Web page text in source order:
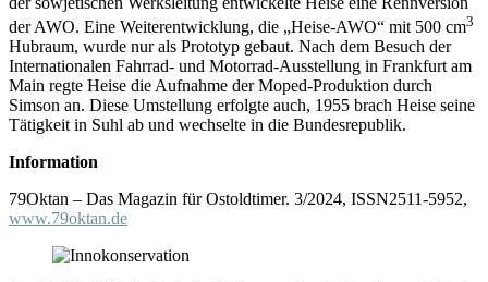
der AWO. Eine Weiterentwicklung, die „Heise-AWO“ mit 500 cm3
Hubraum, wurde nur als Prototyp gebaut. Nach dem Besuch der
Internationalen Fahrrad- und Motorrad-Ausstellung in Frankfurt am
Main regte Heise die Aufnahme der Moped-Produktion durch
Simson an. Diese Umstellung erfolgte auch, 1955 brach Heise seine
Tätigkeit in Suhl ab und wechselte in die Bundesrepublik.
Information
79Oktan – Das Magazin für Ostoldtimer. 3/2024, ISSN2511-5952,
www.79oktan.de